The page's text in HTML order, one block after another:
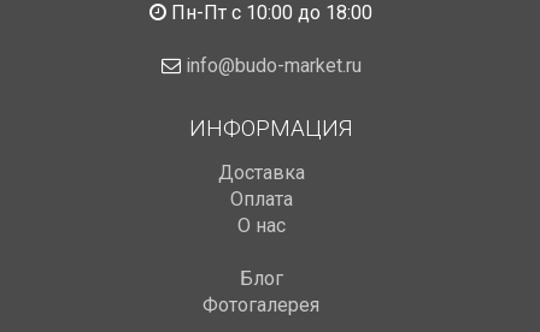
Пн-Пт с 10:00 до 18:00
info@budo-market.ru
ИНФОРМАЦИЯ
Доставка
Оплата
О нас
Блог
Фотогалерея